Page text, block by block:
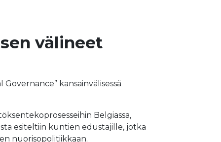
välineet
kansainvälisessä
Belgiassa,
esiteltiin kuntien edustajille, jotka
nuorisopolitiikkaan.